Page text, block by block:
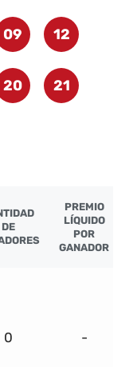
09 12
20 21
DE
PREMIO
LÍQUIDO
POR
GANADOR
0 -